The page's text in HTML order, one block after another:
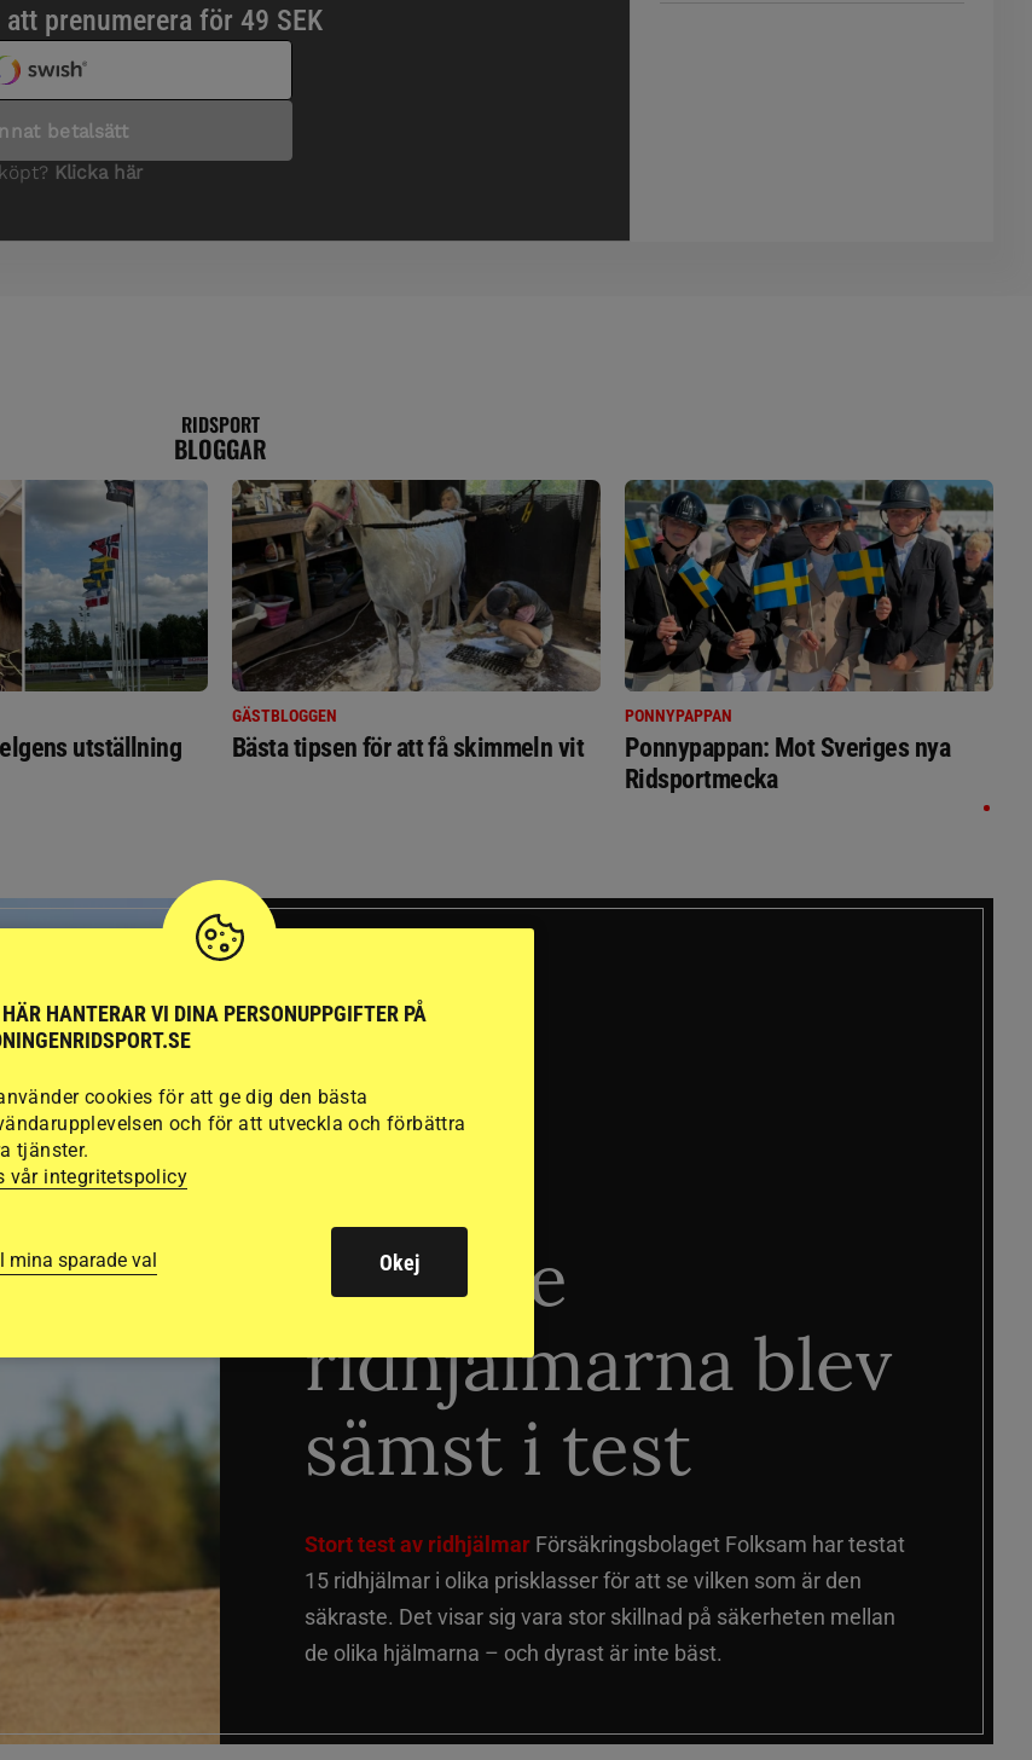
RIDSPORT
BLOGGAR
utställning
GÄSTBLOGGEN
Bästa tipsen för att få skimmeln vit
PONNYPAPPAN
Ponnypappan: Mot Sveriges nya
Ridsportmecka
Dyraste
ridhjälmarna blev
sämst i test
Stort test av ridhjälmar Försäkringsbolaget Folksam har testat
15 ridhjälmar i olika prisklasser för att se vilken som är den
säkraste. Det visar sig vara stor skillnad på säkerheten mellan
de olika hjälmarna – och dyrast är inte bäst.
HANTERAR VI DINA PERSONUPPGIFTER PÅ
cookies för att ge dig den bästa
och för att utveckla och förbättra
tjänster.
vår integritetspolicy
mina sparade val Okej